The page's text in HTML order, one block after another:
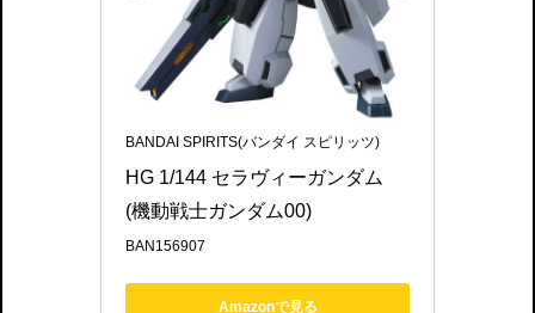
BANDAI SPIRITS(バンダイ スピリッツ)
HG 1/144 セラヴィーガンダム
(機動戦士ガンダム00)
BAN156907
Amazonで見る